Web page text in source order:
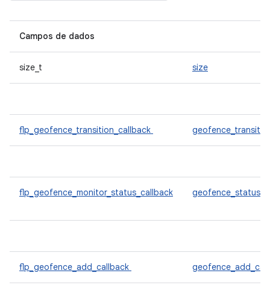
Campos de dados
size_t size
flp_geofence_transition_callback
flp_geofence_monitor_status_callback
flp_geofence_add_callback